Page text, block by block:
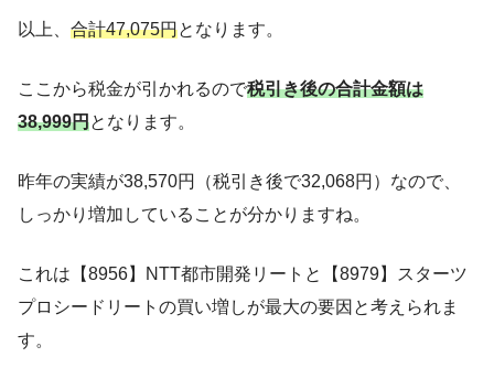
以上、 合計47,075円となります。
ここから税金が引かれるので税引き後の合計金額は
38,999円となります。
昨年の実績が38,570円（税引き後で32,068円）なので、
しっかり増加していることが分かりますね。
これは【8956】NTT都市開発リートと【8979】スターツ
プロシードリートの買い増しが最大の要因と考えられま
す。